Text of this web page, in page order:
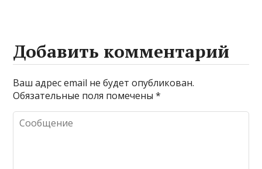
Добавить комментарий
Ваш адрес email не будет опубликован.
Обязательные поля помечены*